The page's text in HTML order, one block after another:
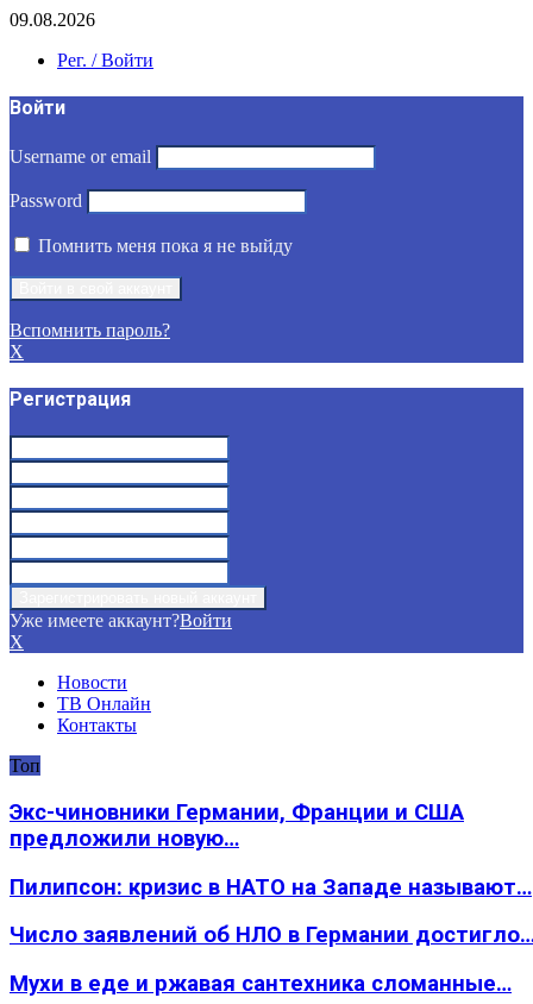
09.08.2026
Рег. / Войти
Войти
Username or email
Password
Помнить меня пока я не выйду
Вспомнить пароль?
X
Регистрация
Уже имеете аккаунт?Войти
X
Новости
ТВ Онлайн
Контакты
Топ
Экс-чиновники Германии, Франции и США
предложили новую…
Пилипсон: кризис в НАТО на Западе называют…
Число заявлений об НЛО в Германии
Мухи в еде и ржавая сантехника сломанные…